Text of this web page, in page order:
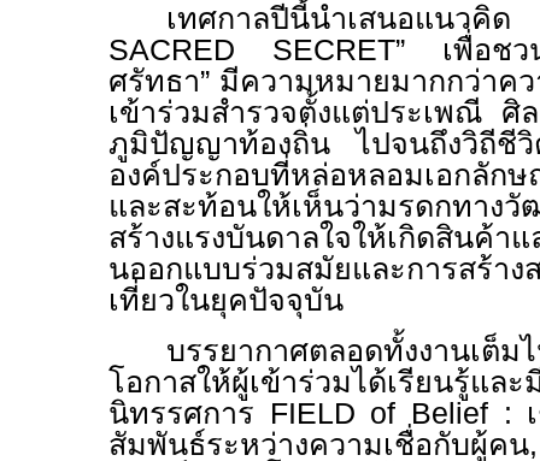
เทศกาลปีนี้นำเสนอแนวคิ
SACRED SECRET” เพื่อช
ศรัทธา” มีความหมายมากกว่าค
เข้าร่วมสำรวจตั้งแต่ประเพณี ศิ
ภูมิปัญญาท้องถิ่น ไปจนถึงวิถีชี
องค์ประกอบที่หล่อหลอมเอกลัก
และสะท้อนให้เห็นว่ามรดกทางวั
สร้างแรงบันดาลใจให้เกิดสินค้าแ
นออกแบบร่วมสมัยและการสร้า
เที่ยวในยุคปัจจุบัน
บรรยากาศตลอดทั้งงานเต็ม
โอกาสให้ผู้เข้าร่วมได้เรีย
นิทรรศการ FIELD of Belief :
สัมพันธ์ระหว่างความเชื่อกับผู้ค